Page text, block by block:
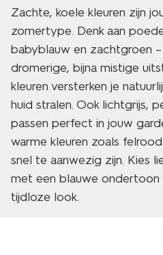
Zachte, koele kleuren zijn
zomertype. Denk aan
babyblauw en zachtgroen
dromerige, bijna mistige
kleuren versterken je
huid stralen. Ook lichtgrijs,
passen perfect in jouw
warme kleuren zoals
snel te aanwezig zijn. Kies
met een blauwe ondertoon
tijdloze look.